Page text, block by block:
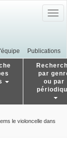
Publications
par
ou par
le violoncelle dans